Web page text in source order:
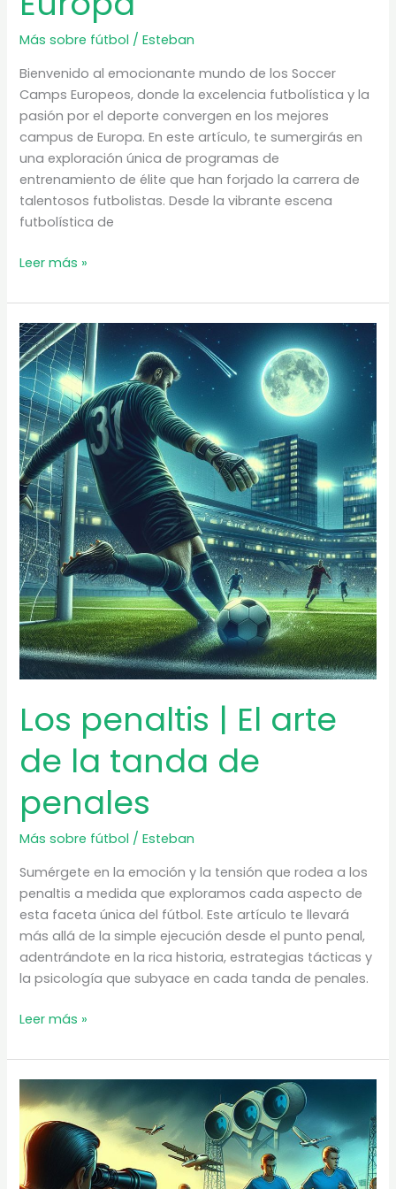
Más sobre fútbol /Esteban
Bienvenido al emocionante mundo de los Soccer
Camps Europeos, donde la excelencia futbolística y la
pasión por el deporte convergen en los mejores
campus de Europa. En este artículo, te sumergirás en
una exploración única de programas de
entrenamiento de élite que han forjado la carrera de
talentosos futbolistas. Desde la vibrante escena
futbolística de
Soccer
Europeos
|
Los
mejores
campus
de
Europa
Leer más »
Los penaltis | El arte
de la tanda de
penales
Más sobre fútbol /Esteban
Sumérgete en la emoción y la tensión que rodea a los
penaltis a medida que exploramos cada aspecto de
esta faceta única del fútbol. Este artículo te llevará
más allá de la simple ejecución desde el punto penal,
adentrándote en la rica historia, estrategias tácticas y
la psicología que subyace en cada tanda de penales.
Los
|
El
arte
de
la
tanda
Leer más »